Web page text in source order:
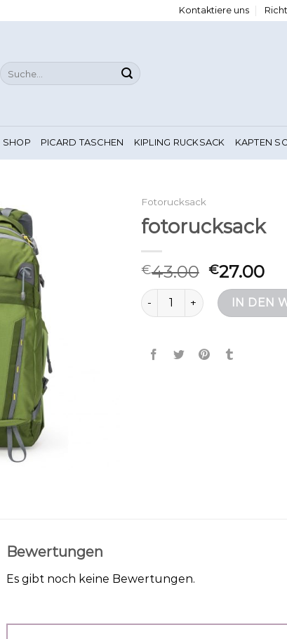
Kontaktiere uns
Suche
nach:
SHOP PICARD TASCHEN KIPLING RUCKSACK KAPTEN
Fotorucksack
fotorucksack
€43.00 €27.00
fotorucksack MengeIN DEN
Bewertungen
Es gibt noch keine Bewertungen.